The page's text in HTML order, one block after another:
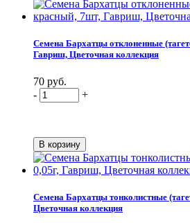
Семена Бархатцы отклоненные
Гавриш, Цветочная коллекция
70 руб.
-
+
Семена Бархатцы тонколистные
Цветочная коллекция